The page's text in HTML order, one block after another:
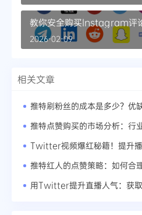
教你安全购买Instagram评
2026-02-09
相关文章
推特刷粉丝的成本是多少？优
推特点赞购买的市场分析：行
Twitter视频爆红秘籍！提升
推特红人的点赞策略：如何合
用Twitter提升直播人气：获取